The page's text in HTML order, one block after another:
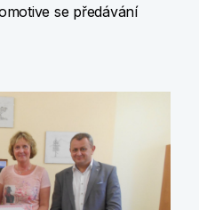
se předávání